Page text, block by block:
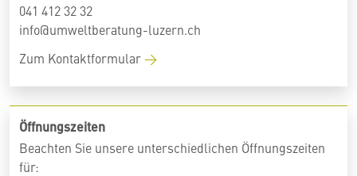
041 412 32 32
info@umweltberatung-luzern.ch
Zum Kontaktformular
Öffnungszeiten
Beachten Sie unsere unterschiedlichen Öffnungszeiten
für: